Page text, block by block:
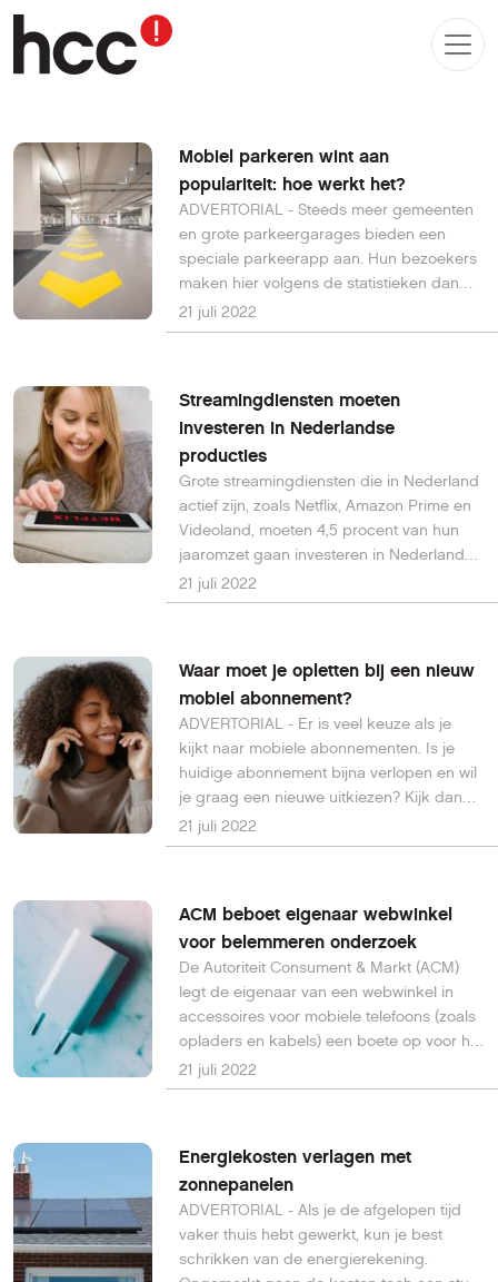
Mobiel parkeren wint aan
populariteit: hoe werkt het?
ADVERTORIAL - Steeds meer gemeenten
en grote parkeergarages bieden een
speciale parkeerapp aan. Hun bezoekers
maken hier volgens de statistieken dan
ook dankbaar gebruik van.
21 juli 2022
Streamingdiensten moeten
investeren in Nederlandse
producties
Grote streamingdiensten die in Nederland
actief zijn, zoals Netflix, Amazon Prime en
Videoland, moeten 4,5 procent van hun
jaaromzet gaan investeren in Nederlandse
series, films en documentaires.
21 juli 2022
Waar moet je opletten bij een nieuw
mobiel abonnement?
ADVERTORIAL - Er is veel keuze als je
kijkt naar mobiele abonnementen. Is je
huidige abonnement bijna verlopen en wil
je graag een nieuwe uitkiezen? Kijk dan
eens naar verschillende mobiele
providers.
21 juli 2022
ACM beboet eigenaar webwinkel
voor belemmeren onderzoek
De Autoriteit Consument & Markt (ACM)
legt de eigenaar van een webwinkel in
accessoires voor mobiele telefoons (zoals
opladers en kabels) een boete op voor het
belemmeren van het onderzoek naar
overtredingen.
21 juli 2022
Energiekosten verlagen met
zonnepanelen
ADVERTORIAL - Als je de afgelopen tijd
vaker thuis hebt gewerkt, kun je best
schrikken van de energierekening.